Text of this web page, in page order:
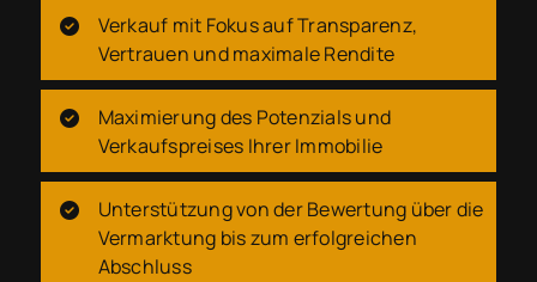
Verkauf mit Fokus auf Transparenz,
Vertrauen und maximale Rendite
Maximierung des Potenzials und
Verkaufspreises Ihrer Immobilie
Unterstützung von der Bewertung über die
Vermarktung bis zum erfolgreichen
Abschluss